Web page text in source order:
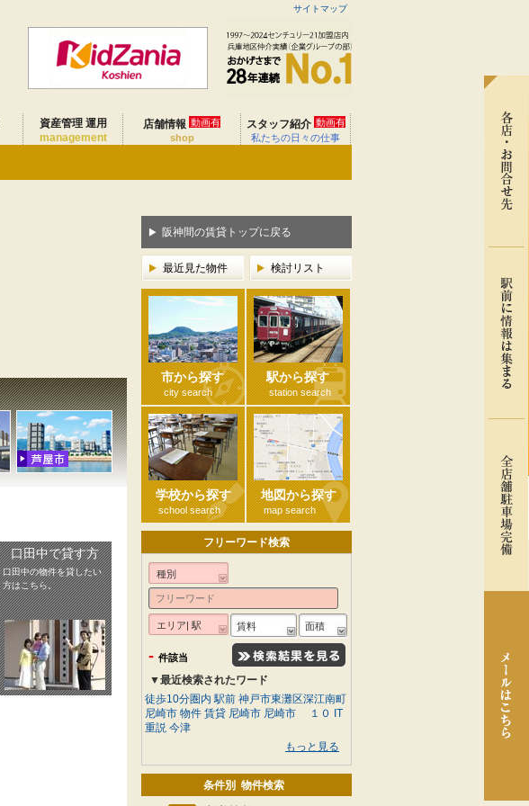
サイトマップ
資産管理 運用
management
店舗情報 動画有
shop
スタッフ紹介 動画有
私たちの日々の仕事
口田中で貸す方
口田中の物件を貸したい
方はこちら。
阪神間の賃貸トップに戻る
最近見た物件 検討リスト
市から探す
city search
駅から探す
station search
学校から探す
school search
地図から探す
map search
フリーワード検索
種別
エリア| 駅 賃料 面積
- 件該当
▼最近検索されたワード
徒歩10分圏内 駅前 神戸市東灘区深江南町
尼崎市 物件 賃貸 尼崎市 尼崎市 １０
IT
重説 今津
もっと見る
条件別 物件検索